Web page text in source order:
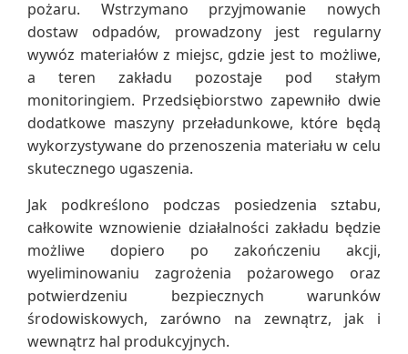
pożaru. Wstrzymano przyjmowanie nowych
dostaw odpadów, prowadzony jest regularny
wywóz materiałów z miejsc, gdzie jest to możliwe,
a teren zakładu pozostaje pod stałym
monitoringiem. Przedsiębiorstwo zapewniło dwie
dodatkowe maszyny przeładunkowe, które będą
wykorzystywane do przenoszenia materiału w celu
skutecznego ugaszenia.
Jak podkreślono podczas posiedzenia sztabu,
całkowite wznowienie działalności zakładu będzie
możliwe dopiero po zakończeniu akcji,
wyeliminowaniu zagrożenia pożarowego oraz
potwierdzeniu bezpiecznych warunków
środowiskowych, zarówno na zewnątrz, jak i
wewnątrz hal produkcyjnych.